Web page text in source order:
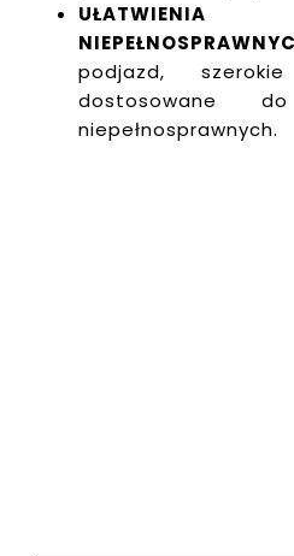
podjazd,
dostosowane
niepełnosprawnych.